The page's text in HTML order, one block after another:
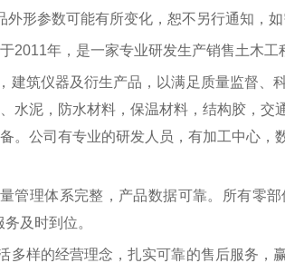
形参数可能有所变化，恕不另行通知，
2011年，是一家专业研发生产销售土木工
建筑仪器及衍生产品，以满足质量监督、
水泥，防水材料，保温材料，结构胶，
。公司有专业的研发人员，有加工中心
管理体系完整，产品数据可靠。所有零
及时到位。
多样的经营理念，扎实可靠的售后服务